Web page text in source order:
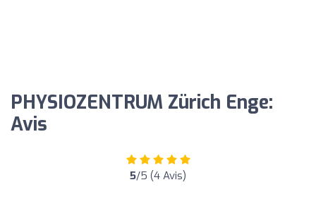
PHYSIOZENTRUM Zürich Enge:
Avis
5/5 (4 Avis)